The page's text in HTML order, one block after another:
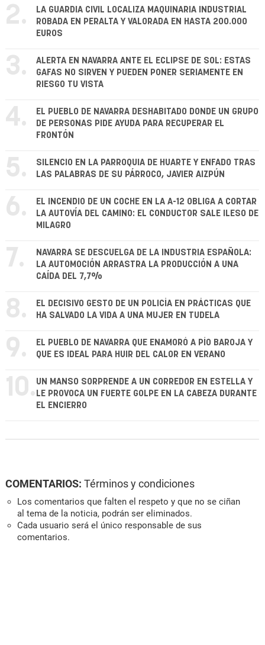
2.
LA GUARDIA CIVIL LOCALIZA MAQUINARIA INDUSTRIAL
ROBADA EN PERALTA Y VALORADA EN HASTA 200.000
EUROS
3.
ALERTA EN NAVARRA ANTE EL ECLIPSE DE SOL: ESTAS
GAFAS NO SIRVEN Y PUEDEN PONER SERIAMENTE EN
RIESGO TU VISTA
4.
EL PUEBLO DE NAVARRA DESHABITADO DONDE UN GRUPO
DE PERSONAS PIDE AYUDA PARA RECUPERAR EL
FRONTÓN
5.
SILENCIO EN LA PARROQUIA DE HUARTE Y ENFADO TRAS
LAS PALABRAS DE SU PÁRROCO, JAVIER AIZPÚN
6.
EL INCENDIO DE UN COCHE EN LA A-12 OBLIGA A CORTAR
LA AUTOVÍA DEL CAMINO: EL CONDUCTOR SALE ILESO DE
MILAGRO
7.
NAVARRA SE DESCUELGA DE LA INDUSTRIA ESPAÑOLA:
LA AUTOMOCIÓN ARRASTRA LA PRODUCCIÓN A UNA
CAÍDA DEL 7,7%
8.
EL DECISIVO GESTO DE UN POLICÍA EN PRÁCTICAS QUE
HA SALVADO LA VIDA A UNA MUJER EN TUDELA
9.
EL PUEBLO DE NAVARRA QUE ENAMORÓ A PÍO BAROJA Y
QUE ES IDEAL PARA HUIR DEL CALOR EN VERANO
10. UN MANSO SORPRENDE A UN CORREDOR EN ESTELLA Y
LE PROVOCA UN FUERTE GOLPE EN LA CABEZA DURANTE
EL ENCIERRO
COMENTARIOS: Términos y condiciones
Los comentarios que falten el respeto y que no se ciñan
al tema de la noticia, podrán ser eliminados.
Cada usuario será el único responsable de sus
comentarios.